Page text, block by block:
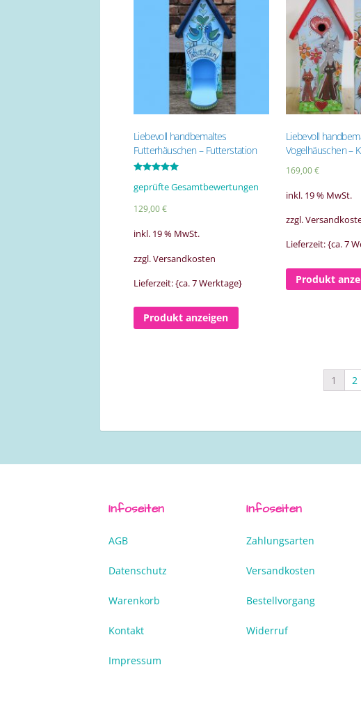
Liebevoll handbemaltes
Futterhäuschen – Futterstation
5.00
geprüfte Gesamtbewertungen
129,00€
inkl. 19 % MwSt.
zzgl. Versandkosten
Lieferzeit: {ca. 7 Werktage}
Produkt anzeigen
Liebevoll
Vogelhäuschen –
169,00€
inkl. 19 % MwSt.
zzgl.
Lieferzeit: {ca. 7
Produkt
1 2
Infoseiten
AGB
Datenschutz
Warenkorb
Kontakt
Impressum
Infoseiten
Zahlungsarten
Versandkosten
Bestellvorgang
Widerruf